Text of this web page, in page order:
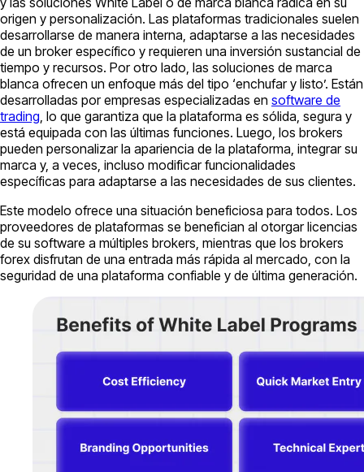
origen y personalización. Las plataformas tradicionales suelen
desarrollarse de manera interna, adaptarse a las necesidades
de un broker específico y requieren una inversión sustancial de
tiempo y recursos. Por otro lado, las soluciones de marca
blanca ofrecen un enfoque más del tipo ‘enchufar y listo’. Están
desarrolladas por empresas especializadas en software de
trading , lo que garantiza que la plataforma es sólida, segura y
está equipada con las últimas funciones. Luego, los brokers
pueden personalizar la apariencia de la plataforma, integrar su
marca y, a veces, incluso modificar funcionalidades
específicas para adaptarse a las necesidades de sus clientes.
Este modelo ofrece una situación beneficiosa para todos. Los
proveedores de plataformas se benefician al otorgar licencias
de su software a múltiples brokers, mientras que los brokers
forex disfrutan de una entrada más rápida al mercado, con la
seguridad de una plataforma confiable y de última generación.